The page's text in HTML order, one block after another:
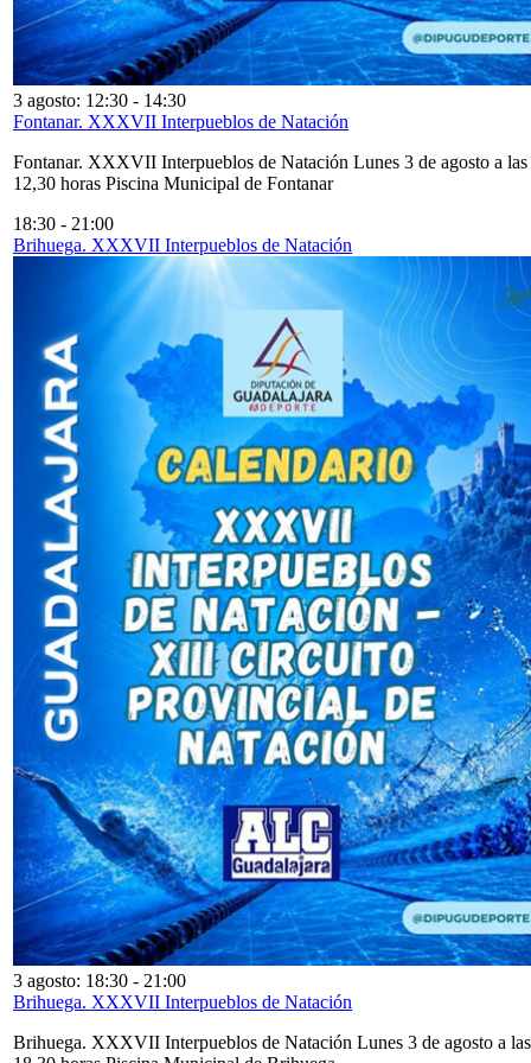
3 agosto: 12:30 - 14:30
Fontanar. XXXVII Interpueblos de Natación
Fontanar. XXXVII Interpueblos de Natación Lunes 3 de agosto a las
12,30 horas Piscina Municipal de Fontanar
18:30 - 21:00
Brihuega. XXXVII Interpueblos de Natación
3 agosto: 18:30 - 21:00
Brihuega. XXXVII Interpueblos de Natación
Brihuega. XXXVII Interpueblos de Natación Lunes 3 de agosto a las